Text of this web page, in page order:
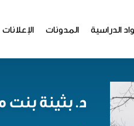
الدراسية المدونات الإعلانات
د. بثينة بنت